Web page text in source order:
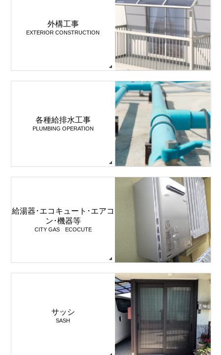
外構工事
EXTERIOR CONSTRUCTION
各種給排水工事
PLUMBING OPERATION
給湯器･エコキュート･エアコ
ン･機器等
CITY GAS ECOCUTE
サッシ
SASH